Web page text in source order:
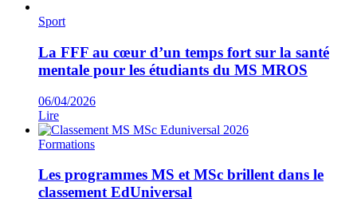
Sport
La FFF au cœur d’un temps fort sur la santé
mentale pour les étudiants du MS MROS
06/04/2026
Lire
Formations
Les programmes MS et MSc brillent dans le
classement EdUniversal